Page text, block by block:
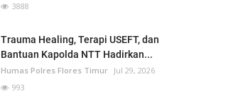
3888
Trauma Healing, Terapi USEFT, dan
Bantuan Kapolda NTT Hadirkan...
Humas Polres Flores Timur Jul 29, 2026
993